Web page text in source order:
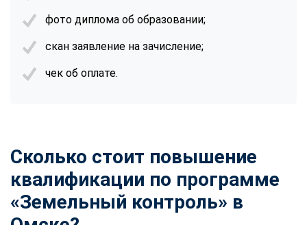
фото диплома об образовании;
скан заявление на зачисление;
чек об оплате.
Сколько стоит повышение
квалификации по программе
«Земельный контроль» в